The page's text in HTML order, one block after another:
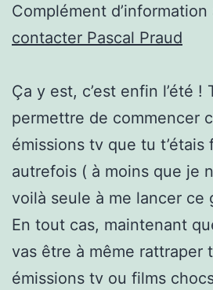
Complément
contacter Pascal Praud
Ça y est, c’est enfin l’été !
permettre de commencer
émissions tv que tu t’étais
autrefois ( à moins que je
voilà seule à me lancer ce
En tout cas, maintenant
vas être à même rattraper
émissions tv ou films